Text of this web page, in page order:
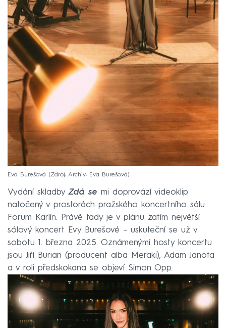
Eva Burešová Zdroj: Archiv: Eva Burešová
Vydání skladbyZdá se mi doprovází videoklip
natočený v prostorách pražského koncertního sálu
Forum Karlín. Právě tady je v plánu zatím největší
sólový koncert Evy Burešové – uskuteční se už v
sobotu 1. března 2025. Oznámenými hosty koncertu
jsou Jiří Burian (producent alba Meraki), Adam Janota
a v roli předskokana se objeví Simon Opp.